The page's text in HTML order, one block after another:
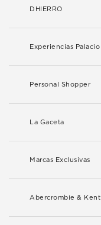
DHIERRO
Experiencias Palacio
Personal Shopper
La Gaceta
Marcas Exclusivas
Abercrombie & Kent